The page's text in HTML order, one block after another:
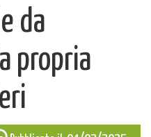
da
propria